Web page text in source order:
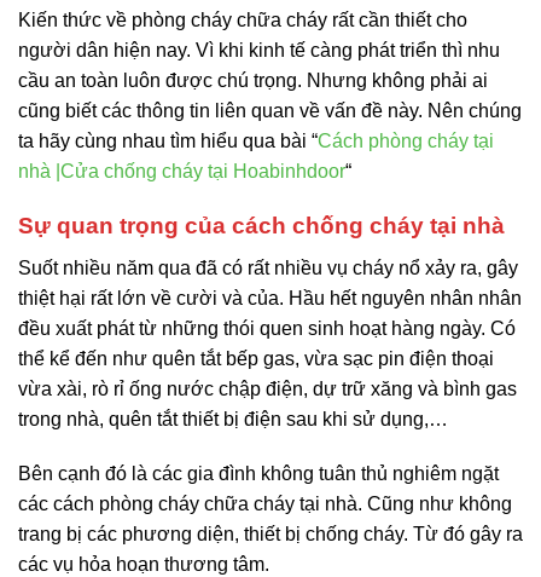
Kiến thức về phòng cháy chữa cháy rất cần thiết cho
người dân hiện nay. Vì khi kinh tế càng phát triển thì nhu
cầu an toàn luôn được chú trọng. Nhưng không phải ai
cũng biết các thông tin liên quan về vấn đề này. Nên chúng
ta hãy cùng nhau tìm hiểu qua bài “Cách phòng cháy tại
nhà |Cửa chống cháy tại Hoabinhdoor“
Sự quan trọng của cách chống cháy tại nhà
Suốt nhiều năm qua đã có rất nhiều vụ cháy nổ xảy ra, gây
thiệt hại rất lớn về cười và của. Hầu hết nguyên nhân nhân
đều xuất phát từ những thói quen sinh hoạt hàng ngày. Có
thể kể đến như quên tắt bếp gas, vừa sạc pin điện thoại
vừa xài, rò rỉ ống nước chập điện, dự trữ xăng và bình gas
trong nhà, quên tắt thiết bị điện sau khi sử dụng,…
Bên cạnh đó là các gia đình không tuân thủ nghiêm ngặt
các cách phòng cháy chữa cháy tại nhà. Cũng như không
trang bị các phương diện, thiết bị chống cháy. Từ đó gây ra
các vụ hỏa hoạn thương tâm.